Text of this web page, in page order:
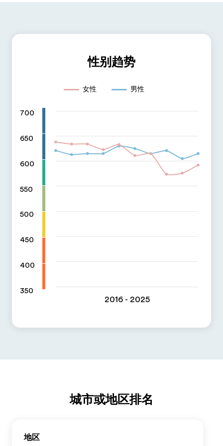
性别趋势
女性 男性
700
650
600
550
500
450
400
350
2016 - 2025
城市或地区排名
地区